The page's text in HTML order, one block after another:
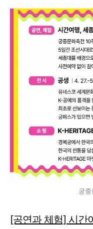
궁
[공연과 체험] 시간